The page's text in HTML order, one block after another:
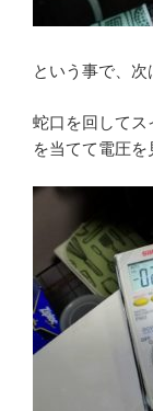
という事で、次
蛇口を回してス
を当てて電圧を